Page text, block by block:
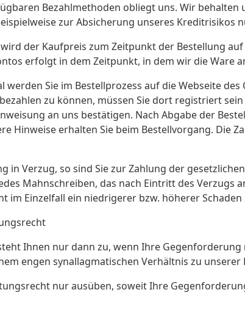
Bezahlmethoden obliegt uns. Wir
zur Absicherung unseres Kreditrisikos
der Kaufpreis zum Zeitpunkt der Bestellung
erfolgt in dem Zeitpunkt, in dem wir die Ware
werden Sie im Bestellprozess auf die Webseite
zu können, müssen Sie dort registriert
an uns bestätigen. Nach Abgabe der
Hinweise erhalten Sie beim Bestellvorgang. Die
in Verzug, so sind Sie zur Zahlung der
Mahnschreiben, das nach Eintritt des
im Einzelfall ein niedrigerer bzw. höherer
Ihnen nur dann zu, wenn Ihre
engen synallagmatischen Verhältnis zu unserer
nur ausüben, soweit Ihre